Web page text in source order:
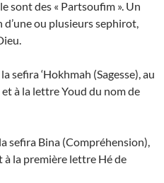
sont des « Partsoufim ». Un
d’une ou plusieurs sephirot,
sefira ‘Hokhmah (Sagesse), au
à la lettre Youd du nom de
sefira Bina (Compréhension),
à la première lettre Hé de